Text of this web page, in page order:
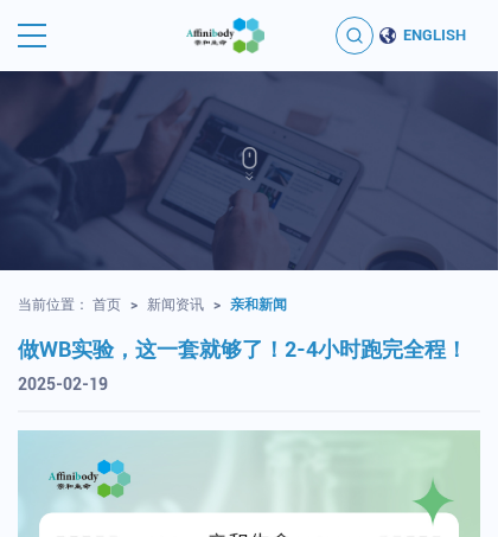
ENGLISH
当前位置： 首页 > 新闻资讯 > 亲和新闻
做WB实验，这一套就够了！2-4小时跑完全程！
2025-02-19